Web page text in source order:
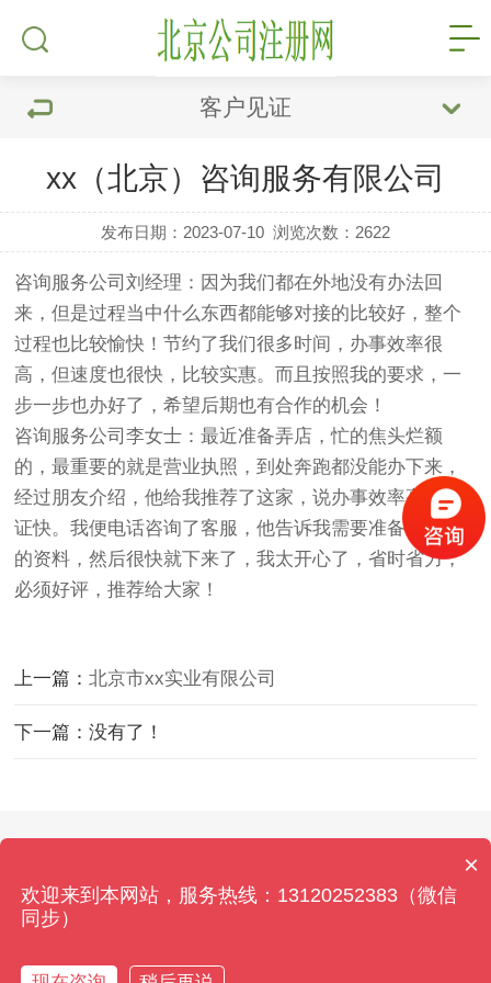
客户见证
xx（北京）咨询服务有限公司
发布日期：2023-07-10 浏览次数： 2622
咨询服务公司刘经理：因为我们都在外地没有办法回
来，但是过程当中什么东西都能够对接的比较好，整个
过程也比较愉快！节约了我们很多时间，办事效率很
高，但速度也很快，比较实惠。而且按照我的要求，一
步一步也办好了，希望后期也有合作的机会！
咨询服务公司李女士：最近准备弄店，忙的焦头烂额
的，最重要的就是营业执照，到处奔跑都没能办下来，
经过朋友介绍，他给我推荐了这家，说办事效率高，下
证快。我便电话咨询了客服，他告诉我需要准备什么样
的资料，然后很快就下来了，我太开心了，省时省力，
必须好评，推荐给大家！
上一篇：北京市xx实业有限公司
下一篇：没有了！
Reserved. 本站内容如有侵权,请联系客服删除！
京ICP备2021034375号-13
×
欢迎来到本网站，服务热线：13120252383（微信
同步）